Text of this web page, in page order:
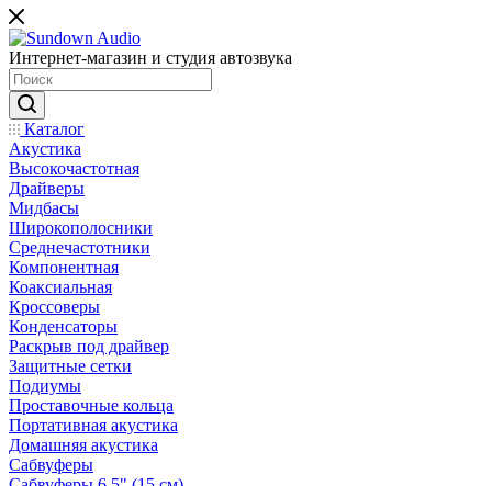
Интернет-магазин и студия автозвука
Каталог
Акустика
Высокочастотная
Драйверы
Мидбасы
Широкополосники
Среднечастотники
Компонентная
Коаксиальная
Кроссоверы
Конденсаторы
Раскрыв под драйвер
Защитные сетки
Подиумы
Проставочные кольца
Портативная акустика
Домашняя акустика
Сабвуферы